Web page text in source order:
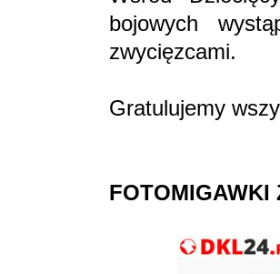
bojowych
zwycięzcami.
Gratulujemy
FOTOMIGAWKI